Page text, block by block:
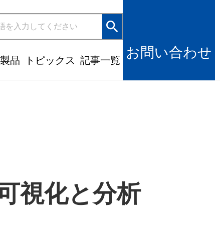
search
品 トピックス 記事一覧
お問い合わせ
視化と分析